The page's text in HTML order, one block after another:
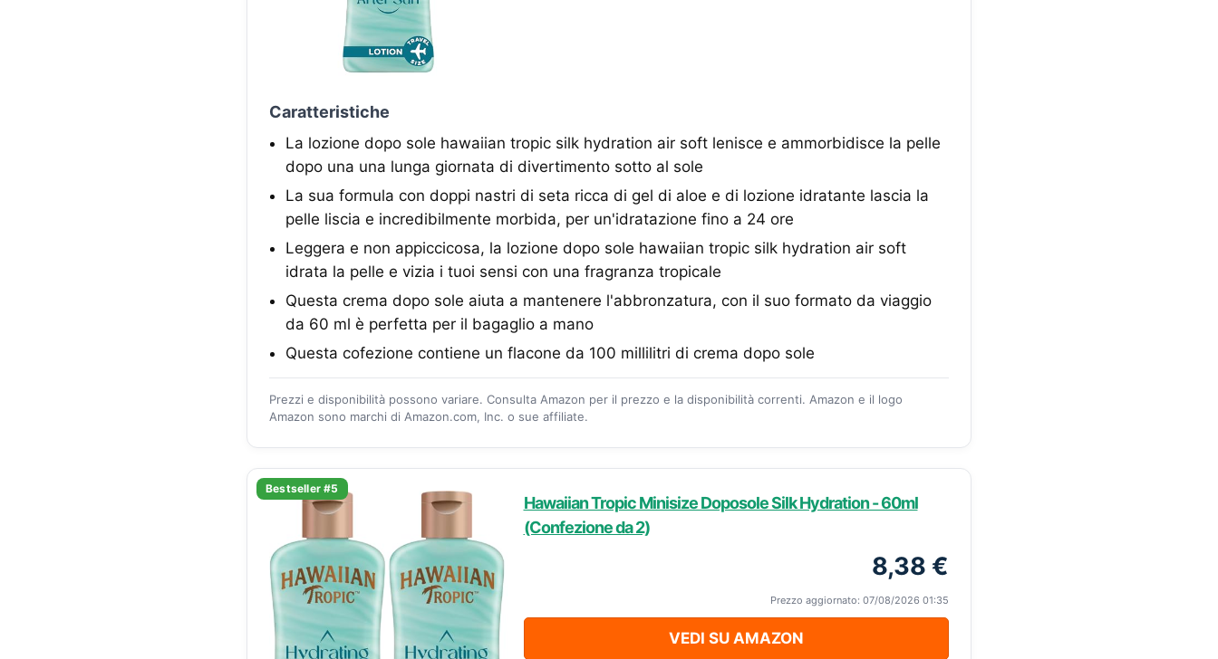
Caratteristiche
La lozione dopo sole hawaiian tropic silk hydration air soft lenisce e ammorbidisce la pelle
dopo una una lunga giornata di divertimento sotto al sole
La sua formula con doppi nastri di seta ricca di gel di aloe e di lozione idratante lascia la
pelle liscia e incredibilmente morbida, per un'idratazione fino a 24 ore
Leggera e non appiccicosa, la lozione dopo sole hawaiian tropic silk hydration air soft
idrata la pelle e vizia i tuoi sensi con una fragranza tropicale
Questa crema dopo sole aiuta a mantenere l'abbronzatura, con il suo formato da viaggio
da 60 ml è perfetta per il bagaglio a mano
Questa cofezione contiene un flacone da 100 millilitri di crema dopo sole
Prezzi e disponibilità possono variare. Consulta Amazon per il prezzo e la disponibilità correnti. Amazon e il logo
Amazon sono marchi di Amazon.com, Inc. o sue affiliate.
Bestseller #5
Hawaiian Tropic Minisize Doposole Silk Hydration - 60ml
(Confezione da 2)
8,38 €
Prezzo aggiornato: 07/08/2026 01:35
VEDI SU AMAZON